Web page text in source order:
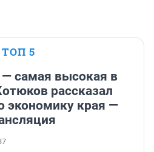
ТОП 5
— самая высокая в
рассказал
экономику края —